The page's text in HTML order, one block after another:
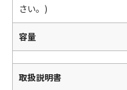
さい。)
容量
取扱説明書